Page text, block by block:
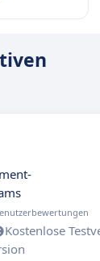
Kostenlose